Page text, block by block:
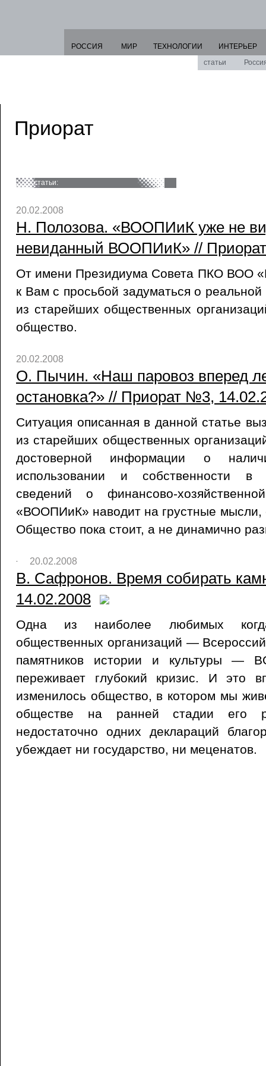
РОССИЯ МИР ТЕХНОЛОГИИ
ИНТЕРЬЕР
статьи
Приорат
статьи:
20.02.2008
Н. Полозова. «ВООПИиК уже не
невиданный ВООПИиК» //
От имени Президиума Совета ПКО ВОО
к Вам с просьбой задуматься о реальной
из старейших общественных
общество.
20.02.2008
О. Пычин. «Наш паровоз вперед
остановка?» // Приорат №3,
Ситуация описанная в данной статье
из старейших общественных
достоверной информации о
использовании и собственности в
сведений о финансово-
«ВООПИиК» наводит на грустные мысли,
Общество пока стоит, а не динамично
20.02.2008
В. Сафронов. Время собирать
14.02.2008
Одна из наиболее любимых
общественных организаций —
памятников истории и культуры —
переживает глубокий кризис. И это
изменилось общество, в котором мы
обществе на ранней стадии его
недостаточно одних деклараций
убеждает ни государство, ни меценатов.